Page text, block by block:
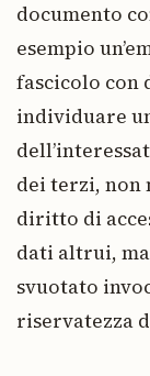
documento
esempio
fascicolo con
individuare
dei terzi, non
diritto di
dati altrui,
svuotato
riservatezza